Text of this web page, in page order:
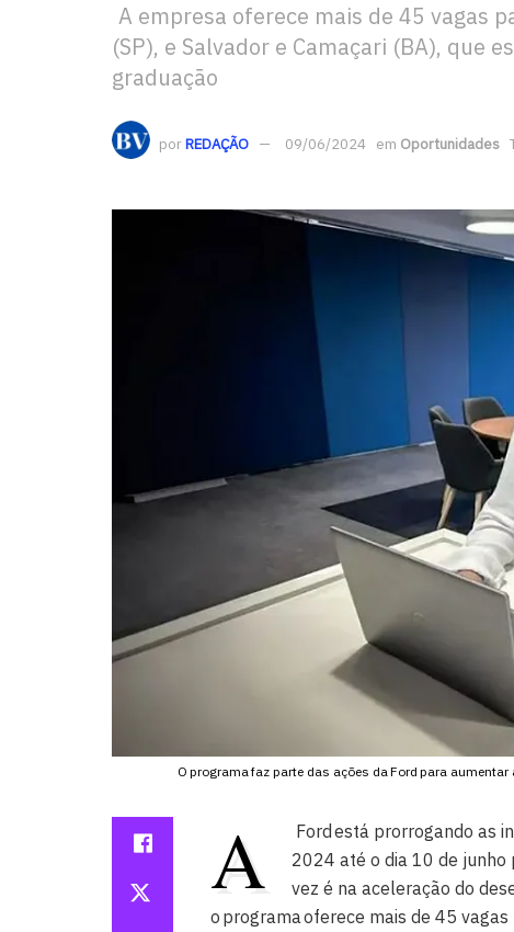
A empresa oferece mais de 45 vagas
(SP), e Salvador e Camaçari (BA), que
graduação
porREDAÇÃO 09/06/2024 em Oportunidades
O programa faz parte das ações da Ford para
A
Ford está prorrogando as
2024 até o dia 10 de junho
vez é na aceleração do
o programa oferece mais de 45